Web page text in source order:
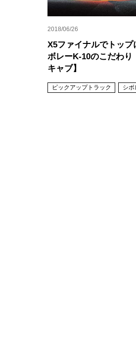
2018/06/26
X5ファイナルでトップ
ボレーK-10のこだわり
キャブ】
ピックアップトラック シボ